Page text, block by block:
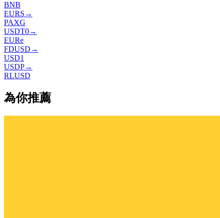
BNB
EURS →
PAXG
USDT0→
EURe
FDUSD →
USD1
USDP→
RLUSD
為你推薦